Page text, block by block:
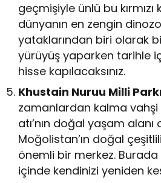
geçmişiyle ünlü bu
dünyanın en zengin
yataklarından biri olarak
yürüyüş yaparken tarihle
hisse kapılacaksınız.
Khustain Nuruu Milli
zamanlardan kalma vahşi
atı’nın doğal yaşam
Moğolistan’ın doğal
önemli bir merkez.
içinde kendinizi yeniden